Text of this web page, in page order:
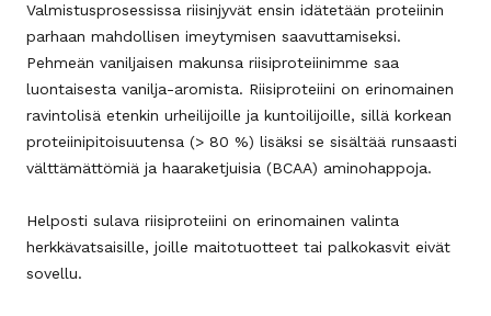
Valmistusprosessissa riisinjyvät ensin idätetään proteiinin
parhaan mahdollisen imeytymisen saavuttamiseksi.
Pehmeän vaniljaisen makunsa riisiproteiinimme saa
luontaisesta vanilja-aromista. Riisiproteiini on erinomainen
ravintolisä etenkin urheilijoille ja kuntoilijoille, sillä korkean
proteiinipitoisuutensa (> 80 %) lisäksi se sisältää runsaasti
välttämättömiä ja haaraketjuisia (BCAA) aminohappoja.
Helposti sulava riisiproteiini on erinomainen valinta
herkkävatsaisille, joille maitotuotteet tai palkokasvit eivät
sovellu.